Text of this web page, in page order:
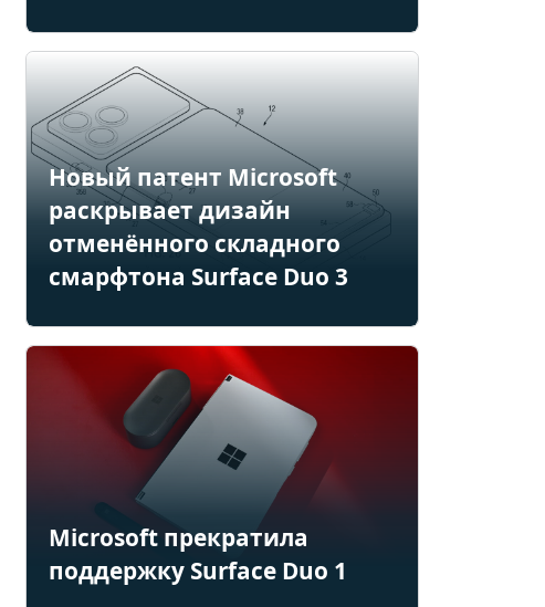
Новый патент Microsoft
раскрывает дизайн
отменённого складного
смарфтона Surface Duo 3
Microsoft прекратила
поддержку Surface Duo 1